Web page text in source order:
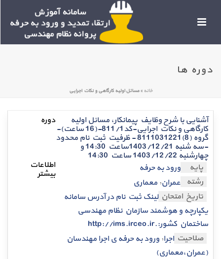
دوره ها
خانه »مسائل اولیه کارگاهی و نکات اجرایی
آشنایی با شرح وظایف پیمانکار، مسائل اولیه
کارگاهی و نکات اجرایی-کد811/1-(16 ساعت)-
گروه (8)8111031221 - ظرفیت ثبت نام محدود
-سه شنبه 1403/12/21ساعت 14:30 و
چهارشنبه 1403/12/22 ساعت 14:30
پایه
ورود به حرفه
رشته عمران, معماری
تاریخ امتحان لینک ثبت نام در آدرس سامانه
یکپارچه و هوشمند سازمان نظام مهندسی
ساختمان کشور:.http://ims.irceo.ir
صلاحیت اجرا, ورود به حرفه ی اجرا مهندسان
(عمران،معماری)